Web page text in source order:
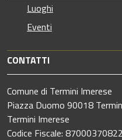
Luoghi
Eventi
CONTATTI
Comune di Termini Imerese
Piazza Duomo 90018
Termini Imerese
Codice Fiscale: 87000370822